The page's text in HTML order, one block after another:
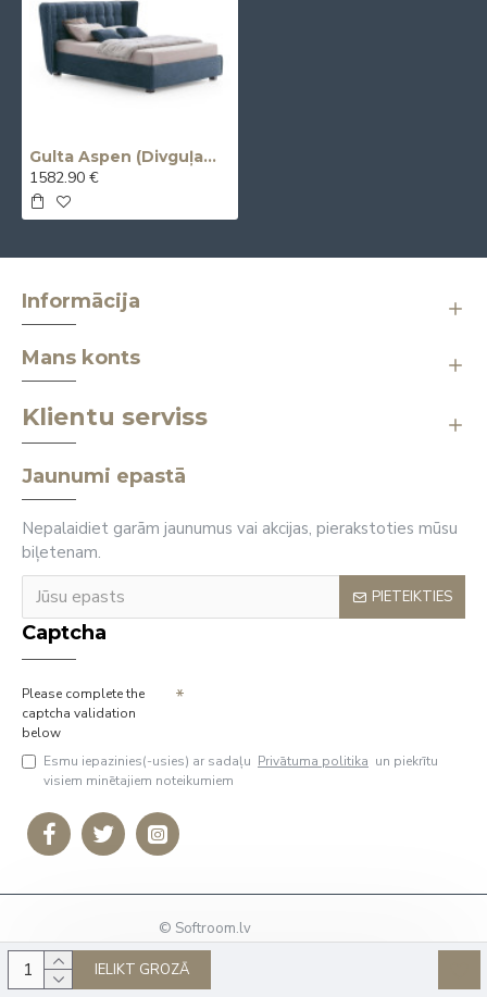
IELIKT GROZĀ
Gulta Aspen (Divguļama) (Ražota Itālijā)
1582.90 €
Informācija
Mans konts
Klientu serviss
Jaunumi epastā
Nepalaidiet garām jaunumus vai akcijas, pierakstoties mūsu
biļetenam.
PIETEIKTIES
Captcha
Please complete the
captcha validation
below
Esmu iepazinies(-usies) ar sadaļu Privātuma politika un piekrītu
visiem minētajiem noteikumiem
© Softroom.lv
Tālrunis: +37127009636
E-Pasts: